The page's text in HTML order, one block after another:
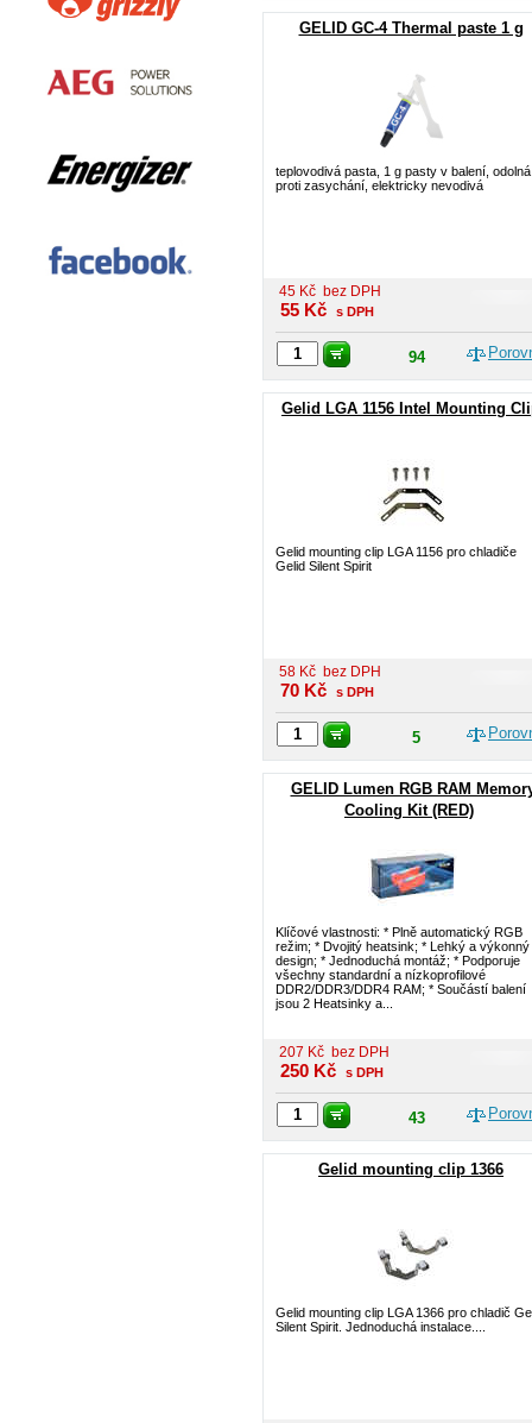
GELID GC-4 Thermal paste 1 g
teplovodivá pasta, 1 g pasty v balení, odolná
proti zasychání, elektricky nevodivá
45 Kč bez DPH
55 Kč s DPH
94
Gelid LGA 1156 Intel Mounting
Gelid mounting clip LGA 1156 pro chladiče
Gelid Silent Spirit
58 Kč bez DPH
70 Kč s DPH
5
GELID Lumen RGB RAM
Cooling Kit (RED)
Klíčové vlastnosti: * Plně automatický RGB
režim; * Dvojitý heatsink; * Lehký a výkonný
design; * Jednoduchá montáž; * Podporuje
všechny standardní a nízkoprofilové
DDR2/DDR3/DDR4 RAM; * Součástí balení
jsou 2 Heatsinky a...
207 Kč bez DPH
250 Kč s DPH
43
Gelid mounting clip 1366
Gelid mounting clip LGA 1366 pro chladič
Silent Spirit. Jednoduchá instalace....